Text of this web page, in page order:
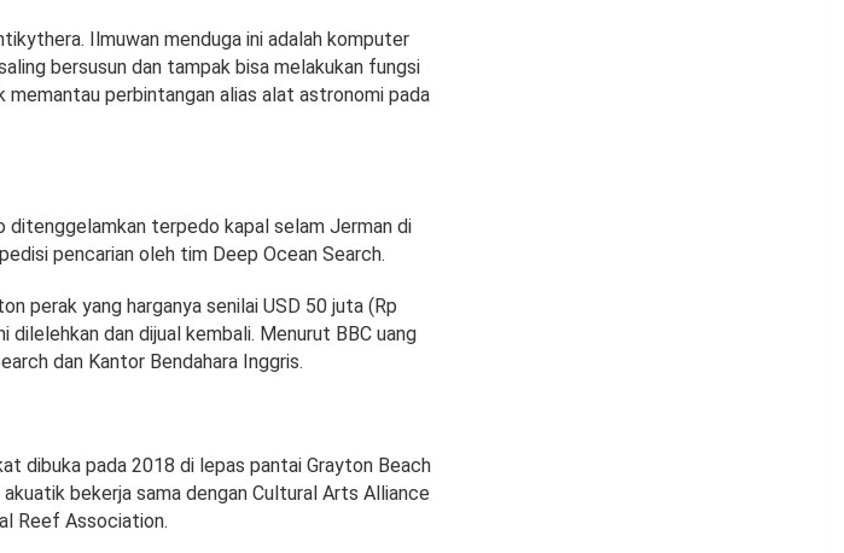
Ilmuwan menduga ini adalah komputer
bersusun dan tampak bisa melakukan fungsi
memantau perbintangan alias alat astronomi pada
ditenggelamkan terpedo kapal selam Jerman di
pencarian oleh tim Deep Ocean Search.
perak yang harganya senilai USD 50 juta (Rp
dilelehkan dan dijual kembali. Menurut BBC uang
dan Kantor Bendahara Inggris.
dibuka pada 2018 di lepas pantai Grayton Beach
bekerja sama dengan Cultural Arts Alliance
Reef Association.